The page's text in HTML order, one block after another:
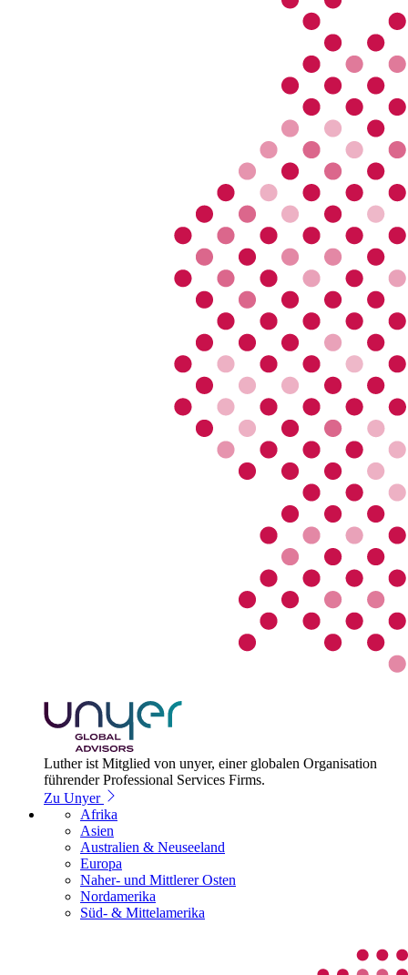
Luther ist Mitglied von unyer, einer globalen Organisation
führender Professional Services Firms.
Zu Unyer
Afrika
Asien
Australien & Neuseeland
Europa
Naher- und Mittlerer Osten
Nordamerika
Süd- & Mittelamerika